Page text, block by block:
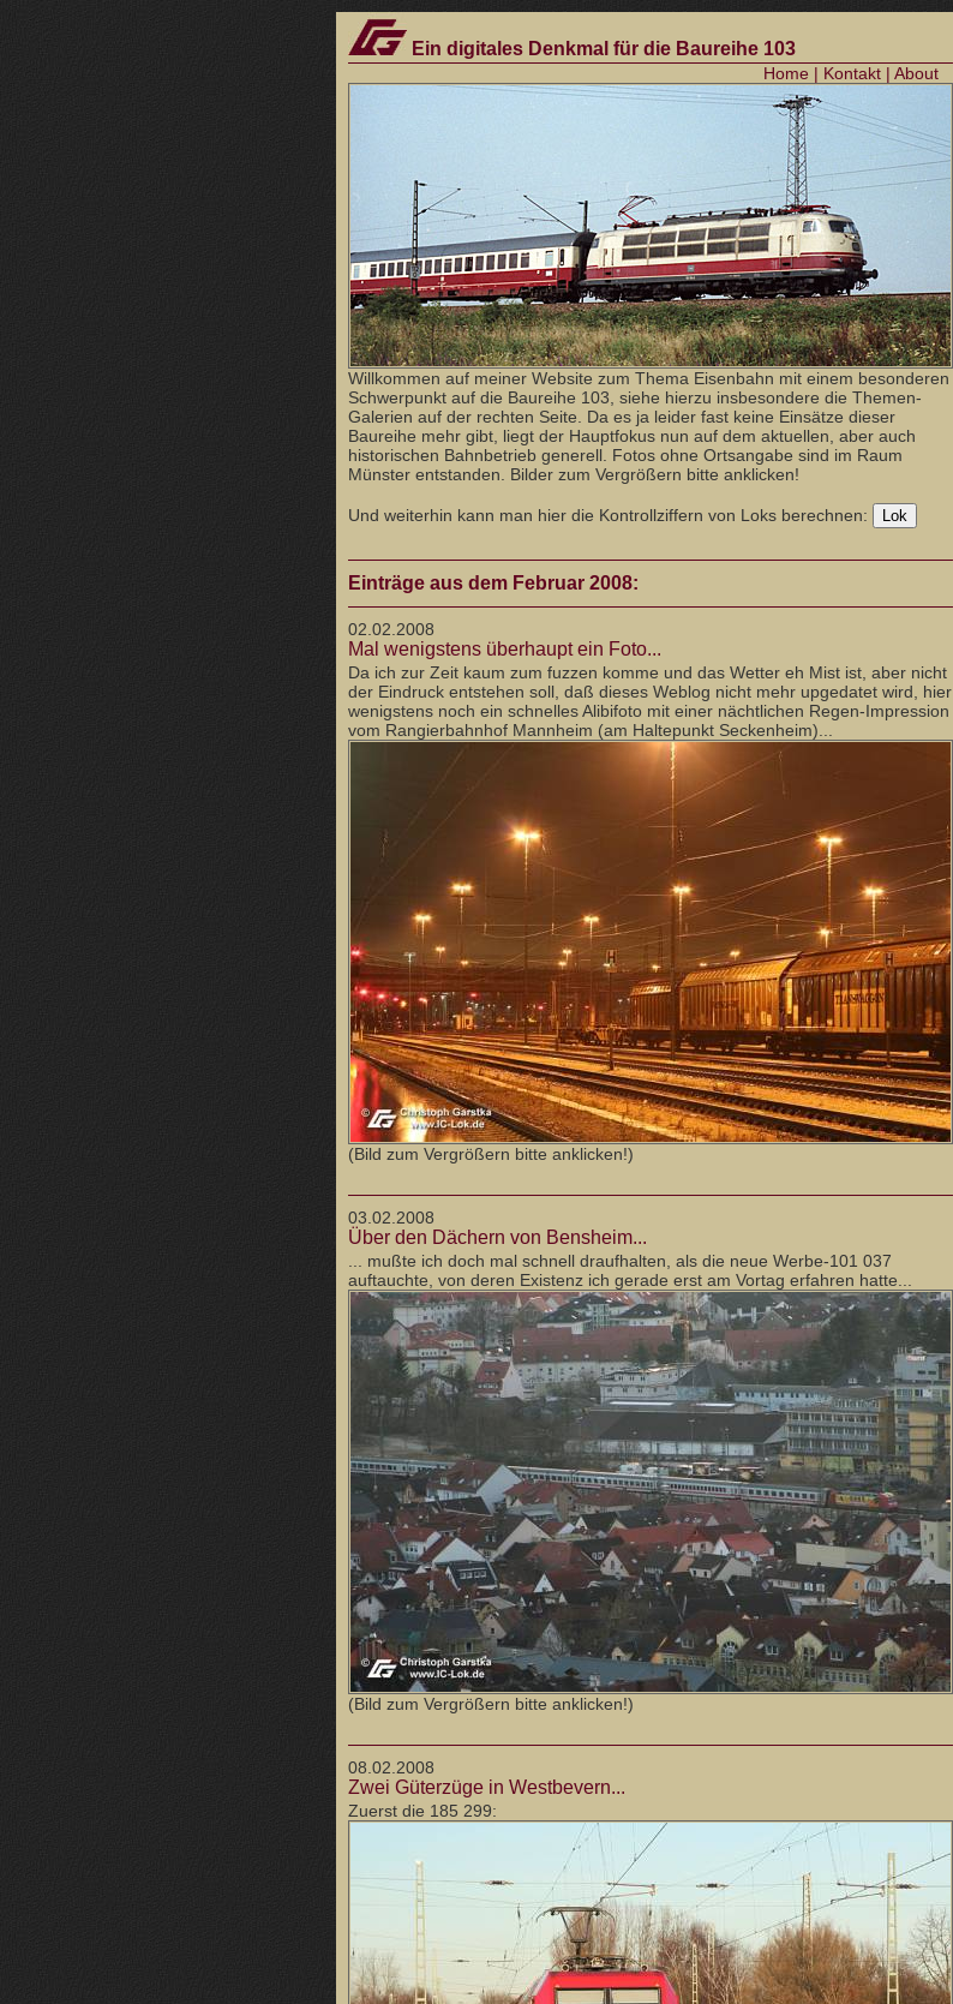
Ein digitales Denkmal für die Baureihe 103
Home | Kontakt | About
Willkommen auf meiner Website zum Thema Eisenbahn mit einem besonderen
Schwerpunkt auf die Baureihe 103, siehe hierzu insbesondere die Themen-
Galerien auf der rechten Seite. Da es ja leider fast keine Einsätze dieser
Baureihe mehr gibt, liegt der Hauptfokus nun auf dem aktuellen, aber auch
historischen Bahnbetrieb generell. Fotos ohne Ortsangabe sind im Raum
Münster entstanden. Bilder zum Vergrößern bitte anklicken!
Und weiterhin kann man hier die Kontrollziffern von Loks berechnen:
Einträge aus dem Februar 2008:
02.02.2008
Mal wenigstens überhaupt ein Foto...
Da ich zur Zeit kaum zum fuzzen komme und das Wetter eh Mist ist, aber nicht
der Eindruck entstehen soll, daß dieses Weblog nicht mehr upgedatet wird, hier
wenigstens noch ein schnelles Alibifoto mit einer nächtlichen Regen-Impression
vom Rangierbahnhof Mannheim (am Haltepunkt Seckenheim)...
(Bild zum Vergrößern bitte anklicken!)
03.02.2008
Über den Dächern von Bensheim...
... mußte ich doch mal schnell draufhalten, als die neue Werbe-101 037
auftauchte, von deren Existenz ich gerade erst am Vortag erfahren hatte...
(Bild zum Vergrößern bitte anklicken!)
08.02.2008
Zwei Güterzüge in Westbevern...
Zuerst die 185 299: